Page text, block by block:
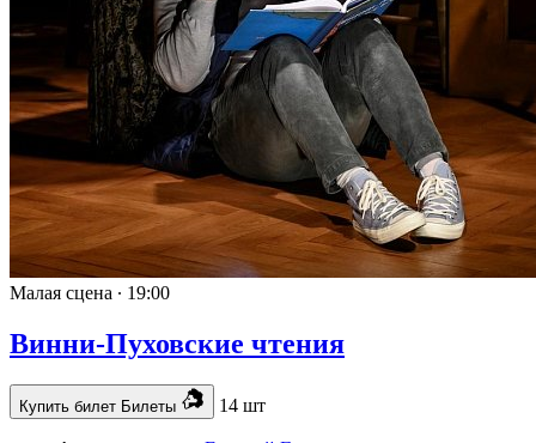
Малая сцена ∙ 19:00
Винни-Пуховские чтения
Купить билет Билеты 14 шт